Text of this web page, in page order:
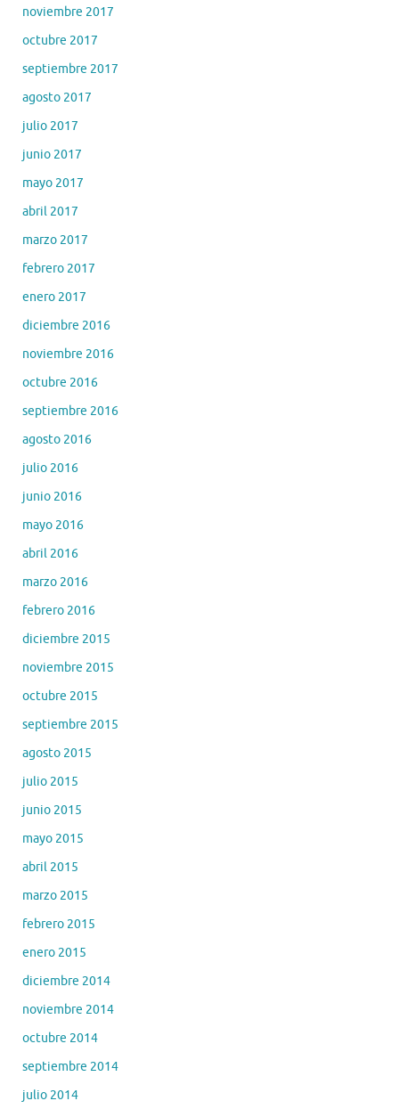
noviembre 2017
octubre 2017
septiembre 2017
agosto 2017
julio 2017
junio 2017
mayo 2017
abril 2017
marzo 2017
febrero 2017
enero 2017
diciembre 2016
noviembre 2016
octubre 2016
septiembre 2016
agosto 2016
julio 2016
junio 2016
mayo 2016
abril 2016
marzo 2016
febrero 2016
diciembre 2015
noviembre 2015
octubre 2015
septiembre 2015
agosto 2015
julio 2015
junio 2015
mayo 2015
abril 2015
marzo 2015
febrero 2015
enero 2015
diciembre 2014
noviembre 2014
octubre 2014
septiembre 2014
julio 2014